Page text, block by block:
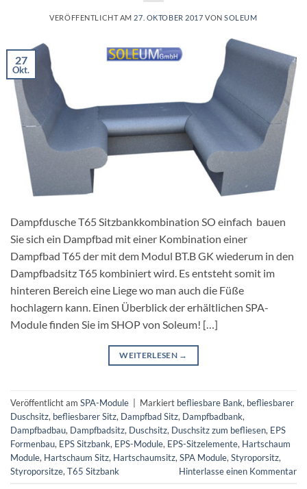
VERÖFFENTLICHT AM 27. OKTOBER 2017 VONSOLEUM
27
Okt.
Dampfdusche T65 Sitzbankkombination SO einfach bauen
Sie sich ein Dampfbad mit einer Kombination einer
Dampfbad T65 der mit dem Modul BT.B GK wiederum in den
Dampfbadsitz T65 kombiniert wird. Es entsteht somit im
hinteren Bereich eine Liege wo man auch die Füße
hochlagern kann. Einen Überblick der erhältlichen SPA-
Module finden Sie im SHOP von Soleum! […]
WEITERLESEN →
Veröffentlicht am SPA-Module Markiert befliesbare Bank, befliesbarer
Duschsitz, befliesbarer Sitz, Dampfbad Sitz, Dampfbadbank,
Dampfbadbau, Dampfbadsitz, Duschsitz, Duschsitz zum befliesen, EPS
Formenbau, EPS Sitzbank, EPS-Module, EPS-Sitzelemente, Hartschaum
Module, Hartschaum Sitz, Hartschaumsitz, SPA Module, Styroporsitz,
Styroporsitze, T65 Sitzbank Hinterlasse einen Kommentar